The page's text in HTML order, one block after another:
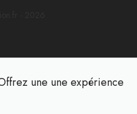
une une expérience